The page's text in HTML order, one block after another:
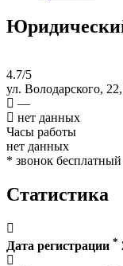
4.7/5
ул. Володарского,
—
нет данных
Часы работы
нет данных
* звонок
Статистика
Дата регистрации *